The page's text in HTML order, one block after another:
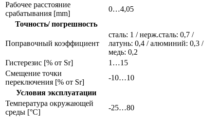
Рабочее расстояние
срабатывания [mm]
0…4,05
Точность/ погрешность
Поправочный коэффициент
сталь: 1 / нерж.сталь: 0,7 /
латунь: 0,4 / алюминий: 0,3 /
медь: 0,2
Гистерезис [% от Sr]
1…15
Смещение точки
переключения [% от Sr]
-10…10
Условия эксплуатации
Температура окружающей
среды [°C]
-25…80